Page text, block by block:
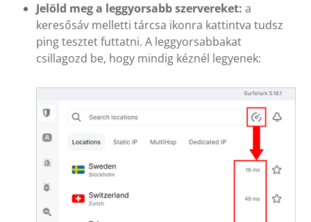
Jelöld meg a leggyorsabb szervereket: a
keresősáv melletti tárcsa ikonra kattintva tudsz
ping tesztet futtatni. A leggyorsabbakat
csillagozd be, hogy mindig kéznél legyenek: